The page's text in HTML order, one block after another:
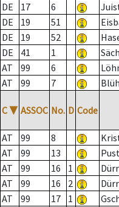
DE 17 6
DE
19 51
DE
19 52
DE
41 1
AT
99 6
AT
99 7
C ▼ ASSOC No. D Code
AT 99 8
AT
99 13
AT
99 16 1
AT
99 16 2
AT
99 17 1